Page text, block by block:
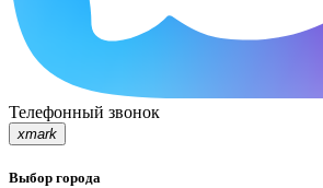
Телефонный звонок
xmark
Выбор города